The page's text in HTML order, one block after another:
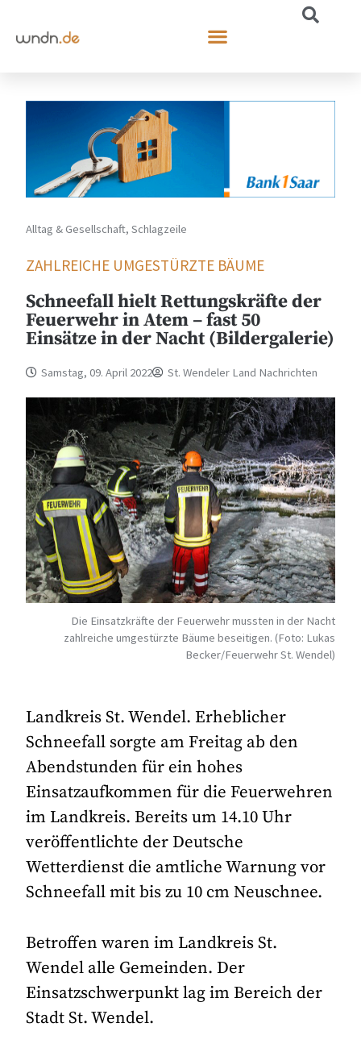
Alltag & Gesellschaft,Schlagzeile
ZAHLREICHE UMGESTÜRZTE BÄUME
Schneefall hielt Rettungskräfte der
Feuerwehr in Atem – fast 50
Einsätze in der Nacht (Bildergalerie)
Samstag, 09. April 2022 St. Wendeler Land Nachrichten
Die Einsatzkräfte der Feuerwehr mussten in der Nacht
zahlreiche umgestürzte Bäume beseitigen. (Foto: Lukas
Becker/Feuerwehr St. Wendel)
Landkreis St. Wendel. Erheblicher
Schneefall sorgte am Freitag ab den
Abendstunden für ein hohes
Einsatzaufkommen für die Feuerwehren
im Landkreis. Bereits um 14.10 Uhr
veröffentlichte der Deutsche
Wetterdienst die amtliche Warnung vor
Schneefall mit bis zu 10 cm Neuschnee.
Betroffen waren im Landkreis St.
Wendel alle Gemeinden. Der
Einsatzschwerpunkt lag im Bereich der
Stadt St. Wendel.